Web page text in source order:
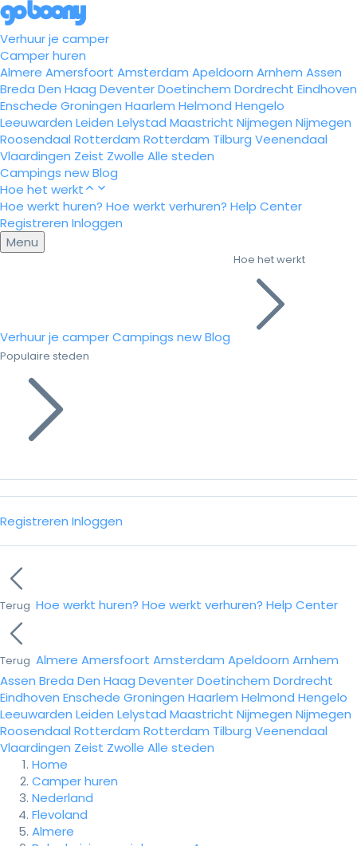
Verhuur je camper
Camper huren
Almere Amersfoort Amsterdam Apeldoorn Arnhem Assen
Breda Den Haag DeventerDoetinchem Dordrecht Eindhoven
Enschede Groningen Haarlem Helmond Hengelo
Leeuwarden Leiden Lelystad Maastricht Nijmegen Nijmegen
Roosendaal Rotterdam Rotterdam Tilburg Veenendaal
Vlaardingen Zeist Zwolle Alle steden
Campings newBlog
Hoe het werkt
Hoe werkt huren? Hoe werkt verhuren? Help Center
Registreren Inloggen
Menu
Verhuur je camperCampings newBlog
Hoe het werkt
Populaire steden
Registreren Inloggen
Terug Hoe werkt huren? Hoe werkt verhuren? Help Center
Terug Almere Amersfoort Amsterdam Apeldoorn Arnhem
Assen Breda Den Haag DeventerDoetinchem Dordrecht
Eindhoven Enschede Groningen Haarlem Helmond Hengelo
Leeuwarden Leiden Lelystad Maastricht Nijmegen Nijmegen
Roosendaal Rotterdam Rotterdam Tilburg Veenendaal
Vlaardingen Zeist Zwolle Alle steden
Home
Camper huren
Nederland
Flevoland
Almere